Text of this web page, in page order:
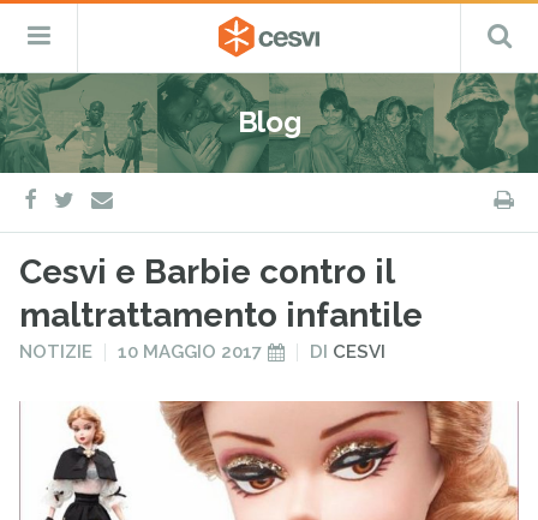
Salta
al
contenuto
CESVI
Fondazione
–
ETS
Cooperazione,
Emergenza
e
Sviluppo
Menu
Blog
facebook
twitter
e-
mail
Cesvi e Barbie contro il
maltrattamento infantile
PUBBLICATO
NOTIZIE
PUBBLICATO
10 MAGGIO 2017 DI CESVI